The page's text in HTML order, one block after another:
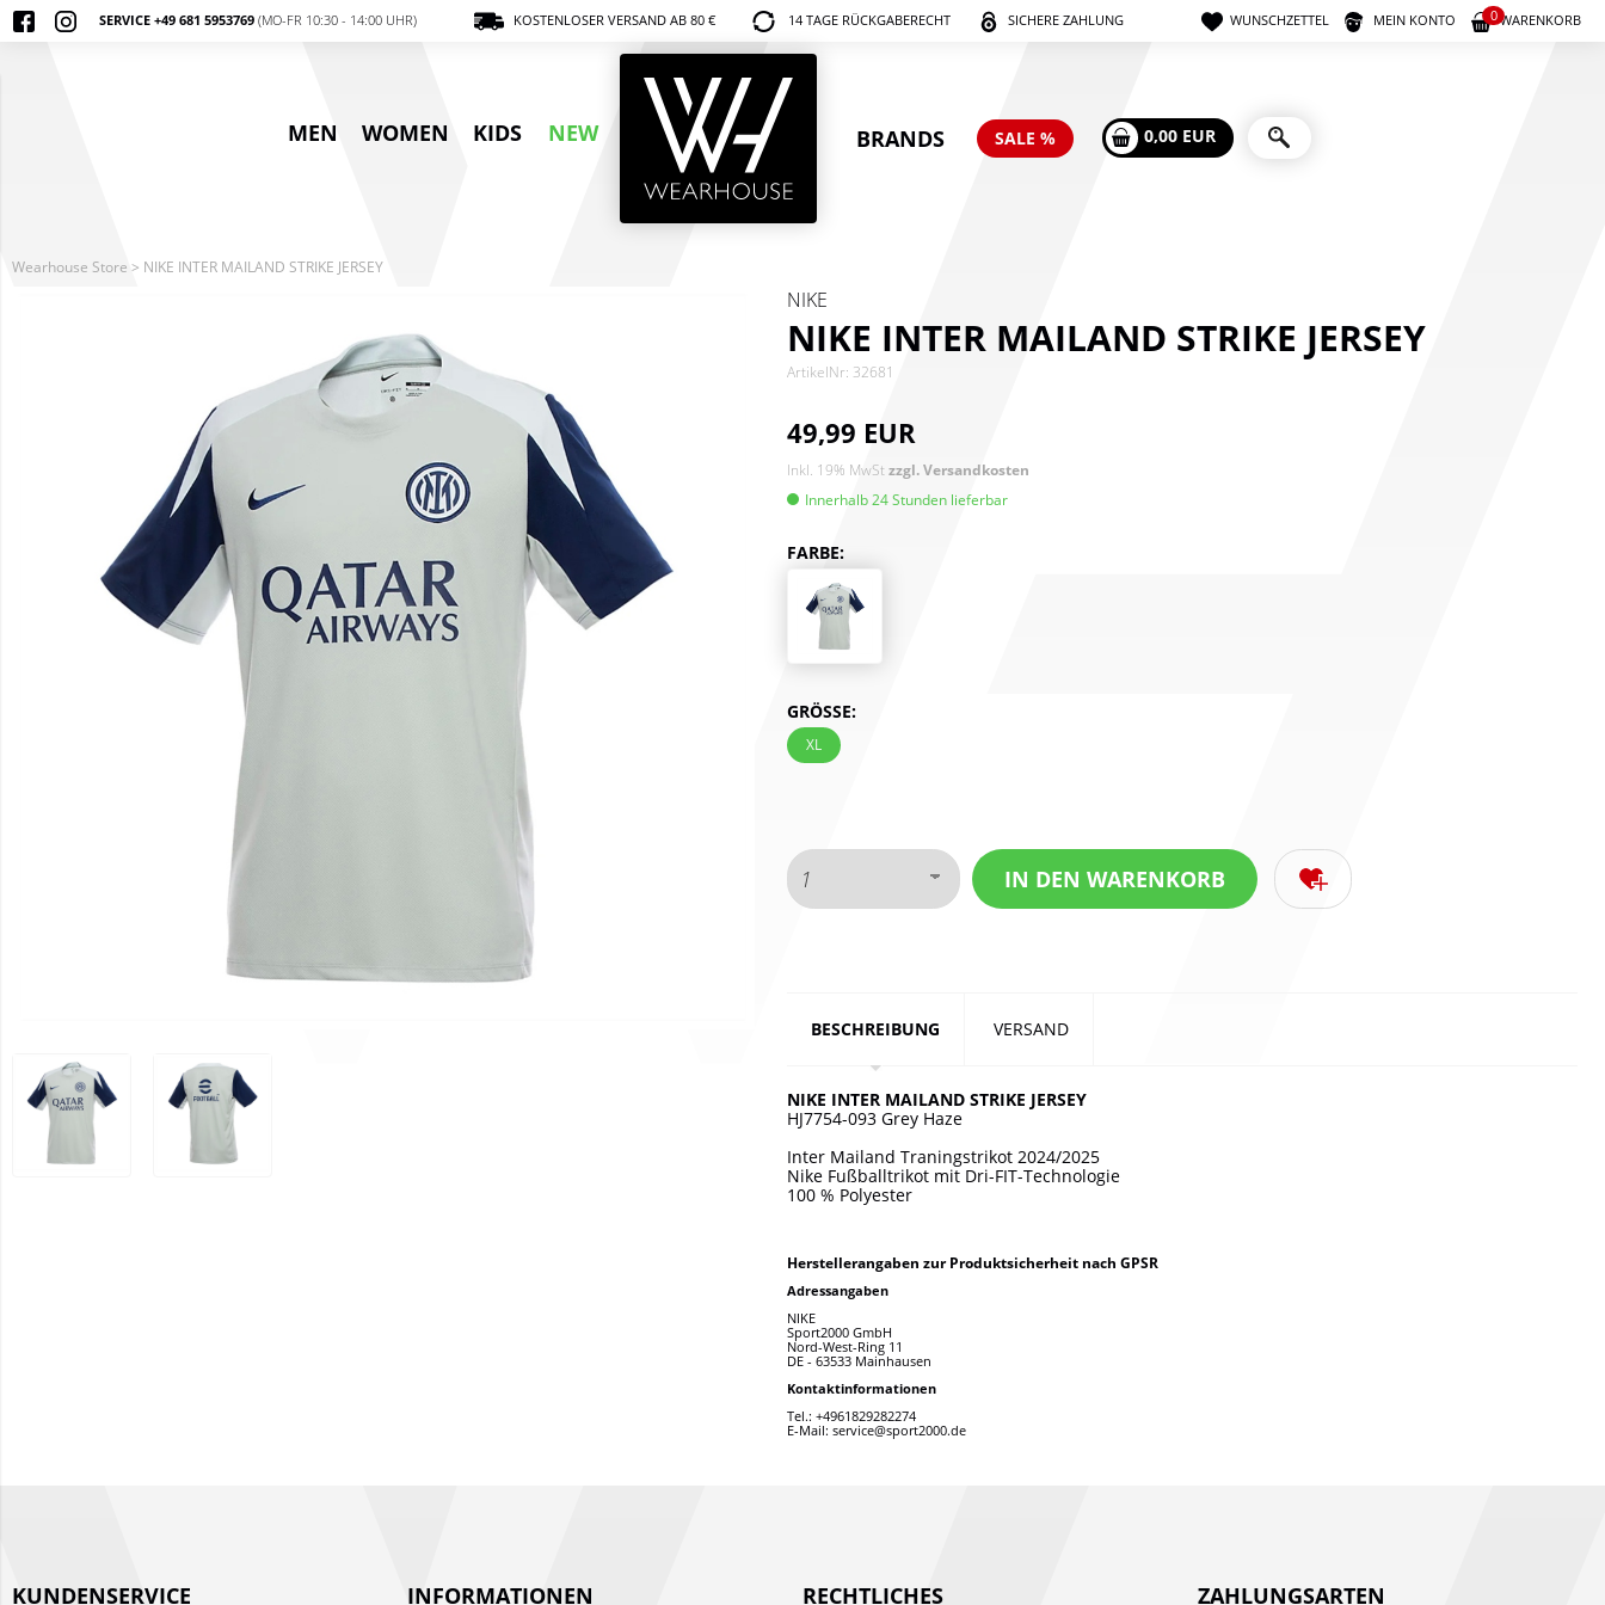
SERVICE +49 681 5953769 (MO-FR 10:30 - 14:00 UHR) KOSTENLOSER VERSAND AB 80 € 14 TAGE RÜCKGABERECHT SICHERE ZAHLUNG WUNSCHZETTEL MEIN KONTO 0WARENKORB
MEN WOMEN KIDS NEW BRANDS SALE % 0,00 EUR
Wearhouse Store > NIKE INTER MAILAND STRIKE JERSEY
NIKE
NIKE INTER MAILAND STRIKE JERSEY
ArtikelNr: 32681
49,99 EUR
Inkl. 19% MwStzzgl. Versandkosten
Innerhalb 24 Stunden lieferbar
FARBE:
GRÖSSE:
XL
BESCHREIBUNG VERSAND
NIKE INTER MAILAND STRIKE JERSEY
HJ7754-093 Grey Haze
Inter Mailand Traningstrikot 2024/2025
Nike Fußballtrikot mit Dri-FIT-Technologie
100 % Polyester
Herstellerangaben zur Produktsicherheit nach GPSR
Adressangaben
NIKE
Sport2000 GmbH
Nord-West-Ring 11
DE - 63533 Mainhausen
Kontaktinformationen
Tel.: +4961829282274
E-Mail: service@sport2000.de
KUNDENSERVICE INFORMATIONEN RECHTLICHES ZAHLUNGSARTEN